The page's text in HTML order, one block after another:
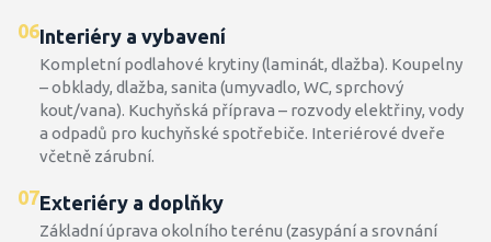
06Interiéry a vybavení
Kompletní podlahové krytiny (laminát, dlažba). Koupelny
– obklady, dlažba, sanita (umyvadlo, WC, sprchový
kout/vana). Kuchyňská příprava – rozvody elektřiny, vody
a odpadů pro kuchyňské spotřebiče. Interiérové dveře
včetně zárubní.
07Exteriéry a doplňky
Základní úprava okolního terénu (zasypání a srovnání